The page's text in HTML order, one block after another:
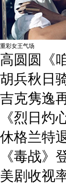
重彩女王气场
高圆圆《
胡兵秋日
吉克隽逸
《烈日灼
休格兰特
《毒战》
美剧收视